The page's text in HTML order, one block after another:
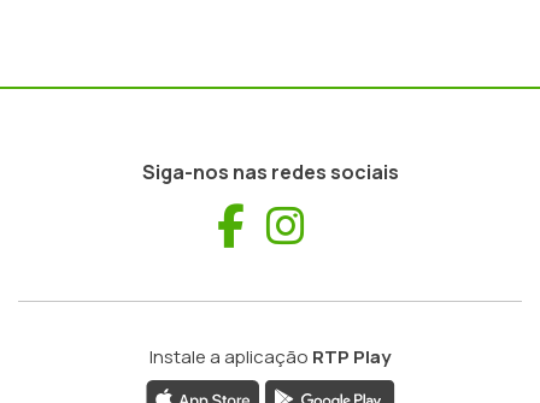
Siga-nos nas redes sociais
Facebook
Instale a aplicação RTP Play